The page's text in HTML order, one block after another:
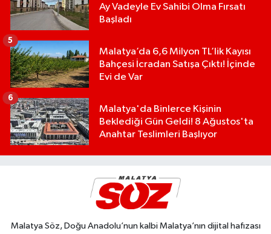
Ay Vadeyle Ev Sahibi Olma Fırsatı
Başladı
Malatya’da 6,6 Milyon TL’lik Kayısı
Bahçesi İcradan Satışa Çıktı! İçinde
Evi de Var
5
Malatya'da Binlerce Kişinin
Beklediği Gün Geldi! 8 Ağustos'ta
Anahtar Teslimleri Başlıyor
6
Malatya Söz, Doğu Anadolu’nun kalbi Malatya’nın dijital hafızası